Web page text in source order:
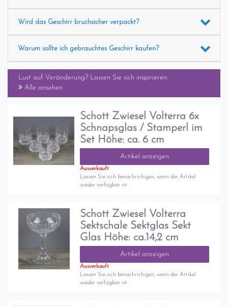
Wird das Geschirr bruchsicher verpackt?
Warum sollte ich gebrauchtes Geschirr kaufen?
Lust auf Veränderung? Lassen Sie sich inspirieren:
Alle ansehen
Schott Zwiesel Volterra 6x
Schnapsglas / Stamperl im
Set Höhe: ca. 6 cm
Artikel anzeigen
Ausverkauft
Lassen Sie sich benachrichigen, wenn der Artikel
wieder verfügbar ist.
Schott Zwiesel Volterra
Sektschale Sektglas Sekt
Glas Höhe: ca.14,2 cm
Artikel anzeigen
Ausverkauft
Lassen Sie sich benachrichigen, wenn der Artikel
wieder verfügbar ist.